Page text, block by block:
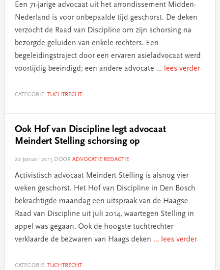
Een 71-jarige advocaat uit het arrondissement Midden-
Nederland is voor onbepaalde tijd geschorst. De deken
verzocht de Raad van Discipline om zijn schorsing na
bezorgde geluiden van enkele rechters. Een
begeleidingstraject door een ervaren asieladvocaat werd
voortijdig beëindigd; een andere advocate ... lees verder
CATEGORIE: TUCHTRECHT
Ook Hof van Discipline legt advocaat
Meindert Stelling schorsing op
20 januari 2015DOOR ADVOCATIE REDACTIE
Activistisch advocaat Meindert Stelling is alsnog vier
weken geschorst. Het Hof van Discipline in Den Bosch
bekrachtigde maandag een uitspraak van de Haagse
Raad van Discipline uit juli 2014, waartegen Stelling in
appel was gegaan. Ook de hoogste tuchtrechter
verklaarde de bezwaren van Haags deken ... lees verder
CATEGORIE: TUCHTRECHT